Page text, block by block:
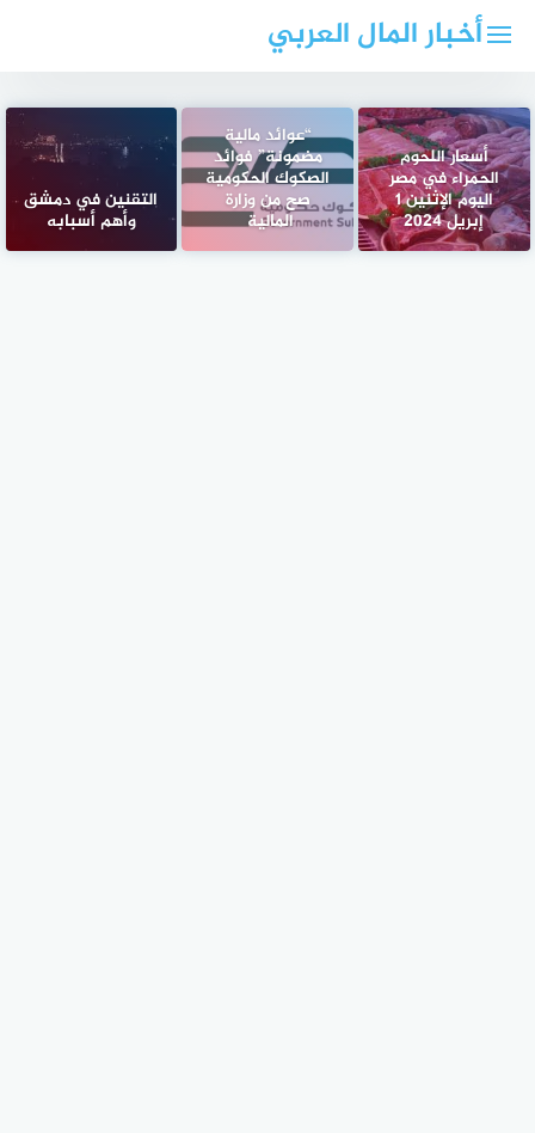
أخبار المال العربي
أسعار اللحوم
الحمراء في مصر
اليوم الإثنين 1
إبريل 2024
“عوائد مالية
مضمونة” فوائد
الصكوك الحكومية
صح من وزارة
المالية
التقنين في دمشق
وأهم أسبابه